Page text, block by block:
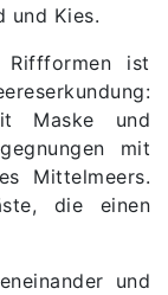
und Kies.
Riffformen ist
Maske und
mit
Mittelmeers.
die einen
und